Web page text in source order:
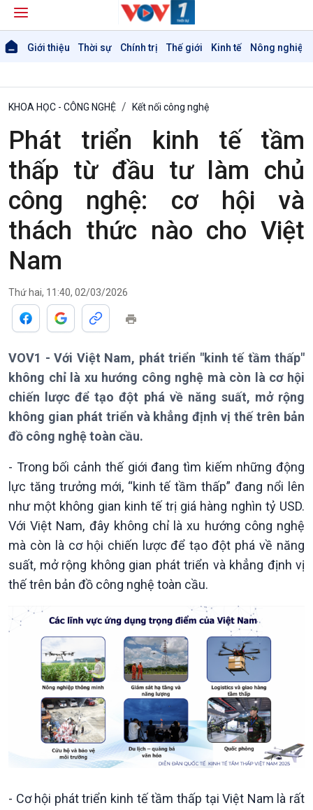
Giới thiệu Thời sự Chính trị Thế giới Kinh tế Nông nghiệp
Giới thiệu
Thời sự
Tin Chính trị
Chính phủ với người dân
Quốc hội với cử tri
Xây dựng đảng
Đảng trong cuộc sống
Nhận diện sự thật
Pháp luật và đời sống
Tin thế giới
Vấn đề quốc tế
Hồ sơ sự kiện quốc tế
Thế giới & Việt Nam
Biên cương - Một dải vững
bền
Kinh tế
Tin Kinh tế
Trước giờ mở cửa
Dòng chảy Kinh tế
Sức sống hàng Việt
Khởi nghiệp
thương mại
Nông nghiệp & Biển đảo
Tin Nông nghiệp & Biển
Mùa vàng
Biển đảo Việt Nam
Tâm tình biên giới và hải
Tìm hiểu biển, đảo Việt
KHOA HỌC - CÔNG NGHỆ Kết nối công nghệ
Phát triển kinh tế tầm
thấp từ đầu tư làm chủ
công nghệ: cơ hội và
thách thức nào cho Việt
Nam
Thứ hai, 11:40, 02/03/2026
VOV1 - Với Việt Nam, phát triển "kinh tế tầm thấp"
không chỉ là xu hướng công nghệ mà còn là cơ hội
chiến lược để tạo đột phá về năng suất, mở rộng
không gian phát triển và khẳng định vị thế trên bản
đồ công nghệ toàn cầu.
- Trong bối cảnh thế giới đang tìm kiếm những động
lực tăng trưởng mới, “kinh tế tầm thấp” đang nổi lên
như một không gian kinh tế trị giá hàng nghìn tỷ USD.
Với Việt Nam, đây không chỉ là xu hướng công nghệ
mà còn là cơ hội chiến lược để tạo đột phá về năng
suất, mở rộng không gian phát triển và khẳng định vị
thế trên bản đồ công nghệ toàn cầu.
- Cơ hội phát triển kinh tế tầm thấp tại Việt Nam là rất